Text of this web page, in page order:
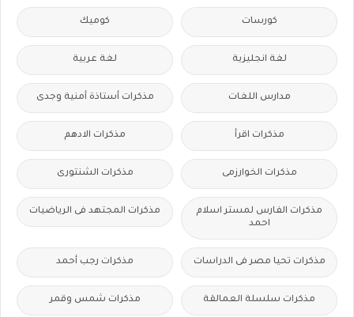
كورسات كوميك
لغة انجليزية لغة عربية
مدارس اللغات مذكرات أستاذة أمنية وجدى
مذكرات اقرأ مذكرات الادهم
مذكرات الخوارزمى مذكرات الشنتورى
مذكرات الفارس لمستر اسلام
احمد
مذكرات المجتهد فى الرياضيات
مذكرات تحيا مصر فى الدراسات مذكرات رجب أحمد
مذكرات سلسلة العمالقة مذكرات شمس وقمر